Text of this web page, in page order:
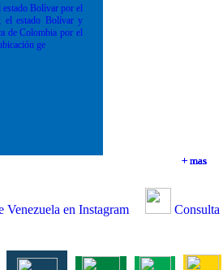
+ mas
+ mas
+ mas
estado Bolívar por el
el estado Bolívar y
de Colombia por el
ge
+ mas
Venezuela en Instagram
Consulta